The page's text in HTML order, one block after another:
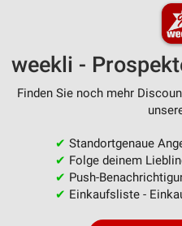
weekli -
Finden Sie noch mehr
✔ Standortgenaue
✔ Folge deinem
✔ Push-
✔ Einkaufsliste -